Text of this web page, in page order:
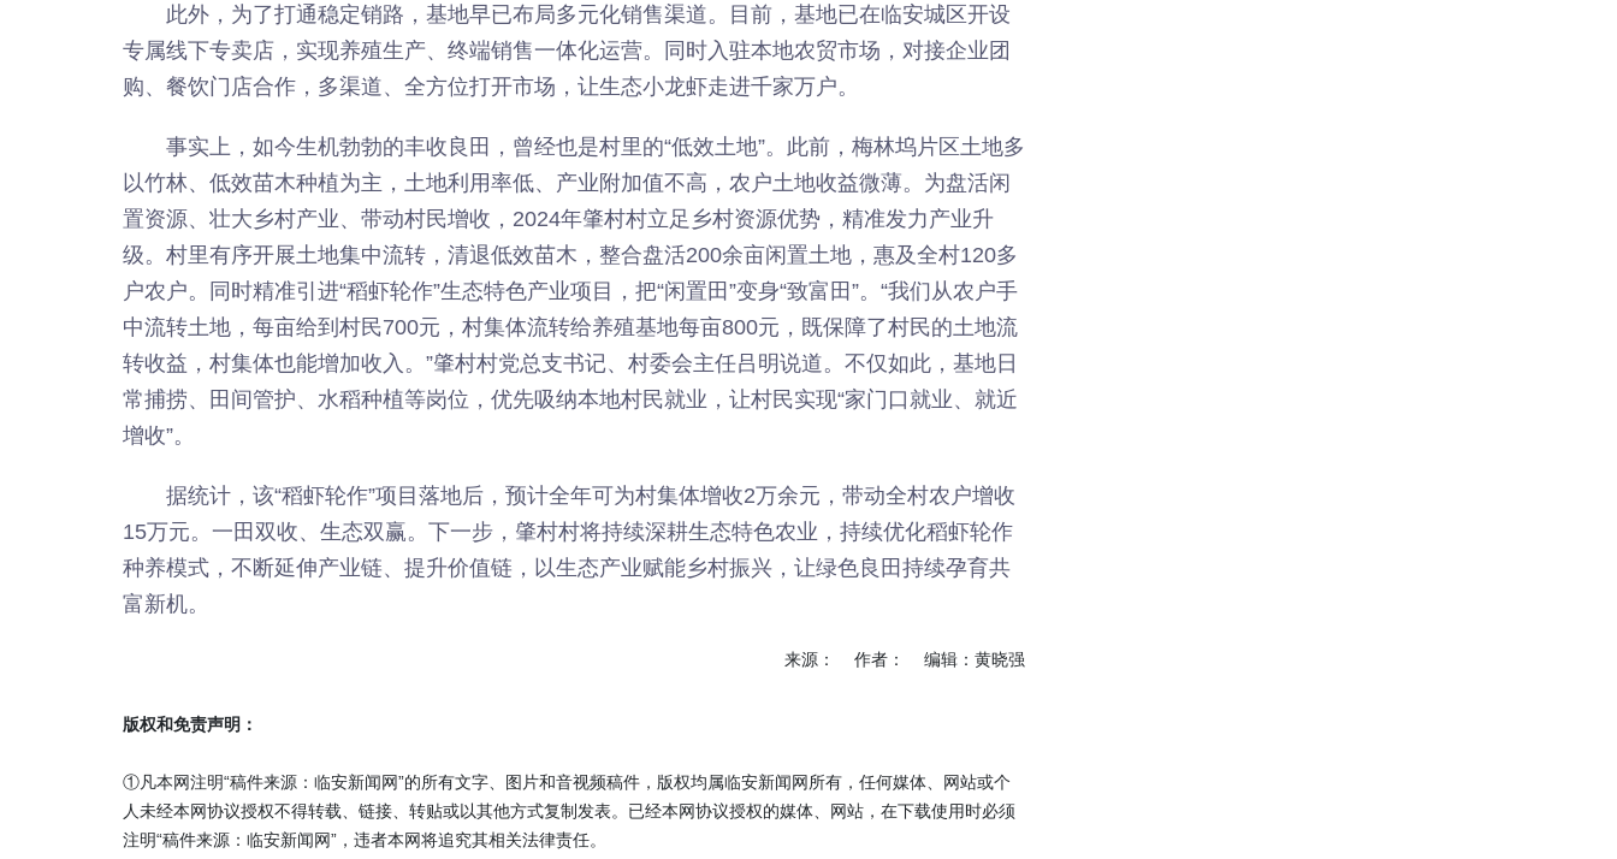
此外，为了打通稳定销路，基地早已布局多元化销售渠道。目前，基地已在临安城区开设
专属线下专卖店，实现养殖生产、终端销售一体化运营。同时入驻本地农贸市场，对接企业团
购、餐饮门店合作，多渠道、全方位打开市场，让生态小龙虾走进千家万户。
事实上，如今生机勃勃的丰收良田，曾经也是村里的“低效土地”。此前，梅林坞片区土地多
以竹林、低效苗木种植为主，土地利用率低、产业附加值不高，农户土地收益微薄。为盘活闲
置资源、壮大乡村产业、带动村民增收，2024年肇村村立足乡村资源优势，精准发力产业升
级。村里有序开展土地集中流转，清退低效苗木，整合盘活200余亩闲置土地，惠及全村120多
户农户。同时精准引进“稻虾轮作”生态特色产业项目，把“闲置田”变身“致富田”。“我们从农户手
中流转土地，每亩给到村民700元，村集体流转给养殖基地每亩800元，既保障了村民的土地流
转收益，村集体也能增加收入。”肇村村党总支书记、村委会主任吕明说道。不仅如此，基地日
常捕捞、田间管护、水稻种植等岗位，优先吸纳本地村民就业，让村民实现“家门口就业、就近
增收”。
据统计，该“稻虾轮作”项目落地后，预计全年可为村集体增收2万余元，带动全村农户增收
15万元。一田双收、生态双赢。下一步，肇村村将持续深耕生态特色农业，持续优化稻虾轮作
种养模式，不断延伸产业链、提升价值链，以生态产业赋能乡村振兴，让绿色良田持续孕育共
富新机。
来源： 作者： 编辑：黄晓强
版权和免责声明：
①凡本网注明“稿件来源：临安新闻网”的所有文字、图片和音视频稿件，版权均属临安新闻网所有，任何媒体、网站或个
人未经本网协议授权不得转载、链接、转贴或以其他方式复制发表。已经本网协议授权的媒体、网站，在下载使用时必须
注明“稿件来源：临安新闻网”，违者本网将追究其相关法律责任。